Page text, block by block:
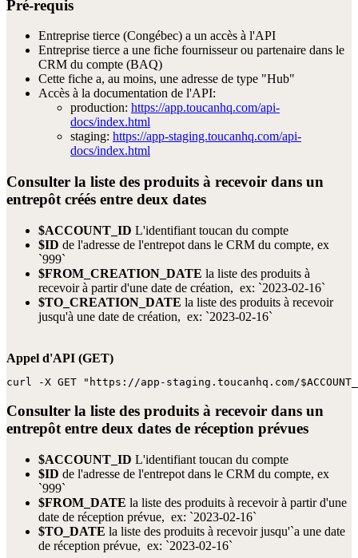
Pré-requis
Entreprise tierce (Congébec) a un accès à l'API
Entreprise tierce a une fiche fournisseur ou partenaire dans le
CRM du compte (BAQ)
Cette fiche a, au moins, une adresse de type "Hub"
Accès à la documentation de l'API:
production: https://app.toucanhq.com/api-
docs/index.html
staging: https://app-staging.toucanhq.com/api-
docs/index.html
Consulter la liste des produits à recevoir dans un
entrepôt créés entre deux dates
$ACCOUNT_ID L'identifiant toucan du compte
$ID de l'adresse de l'entrepot dans le CRM du compte, ex
`999`
$FROM_CREATION_DATE la liste des produits à
recevoir à partir d'une date de création, ex: `2023-02-16`
$TO_CREATION_DATE la liste des produits à recevoir
jusqu'à une date de création, ex: `2023-02-16`
Appel d'API (GET)
curl -X GET "https://app-staging.toucanhq.com/
Consulter la liste des produits à recevoir dans un
entrepôt entre deux dates de réception prévues
$ACCOUNT_ID L'identifiant toucan du compte
$ID de l'adresse de l'entrepot dans le CRM du compte, ex
`999`
$FROM_DATE la liste des produits à recevoir à partir d'une
date de réception prévue, ex: `2023-02-16`
$TO_DATE la liste des produits à recevoir jusqu'`a une date
de réception prévue, ex: `2023-02-16`